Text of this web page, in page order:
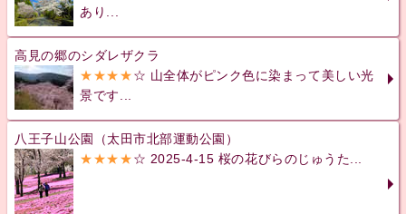
あり...
高見の郷のシダレザクラ
★★★★☆ 山全体がピンク色に染まって美しい光
景です...
八王子山公園（太田市北部運動公園）
★★★★☆ 2025-4-15 桜の花びらのじゅうた...